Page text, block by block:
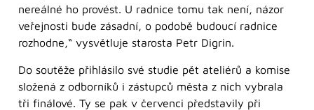
nereálné ho provést. U radnice tomu tak není, názor
veřejnosti bude zásadní, o podobě budoucí radnice
rozhodne,“ vysvětluje starosta Petr Digrin.
Do soutěže přihlásilo své studie pět ateliérů a komise
složená z odborníků i zástupců města z nich vybrala
tři finálové. Ty se pak v červenci představily při